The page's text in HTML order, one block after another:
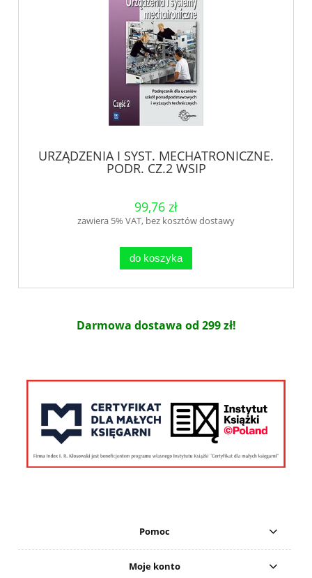
URZĄDZENIA I SYST. MECHATRONICZNE.
PODR. CZ.2 WSIP
99,76 zł
zawiera 5% VAT, bez kosztów dostawy
do koszyka
Darmowa dostawa od 299 zł!
Pomoc
Moje konto